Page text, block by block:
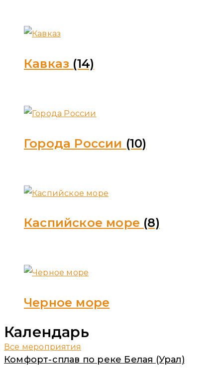
Кавказ (14)
Города России (10)
Каспийское море (8)
Черное море
Календарь
Все мероприятия
Комфорт-сплав по реке Белая (Урал)